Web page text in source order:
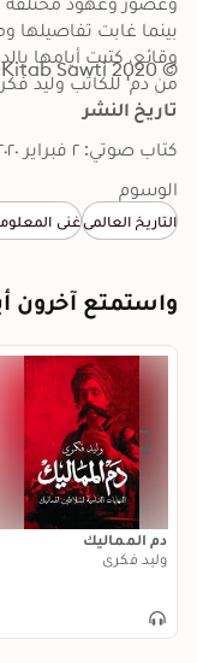
من دم' للكاتب وليد
© 2020 Kitab Sawti (كتاب صوتي): 9789179394998
تاريخ النشر
كتاب صوتي: ٢ فبراير ٢٠٢٠
الوسوم
التاريخ العالميغني
واستمتع آخرون
دم المماليك
وليد فكري